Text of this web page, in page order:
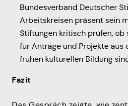
Bundesverband Deutscher
Arbeitskreisen präsent sein
Stiftungen kritisch prüfen, ob
für Anträge und Projekte aus
frühen kulturellen Bildung
Fazit